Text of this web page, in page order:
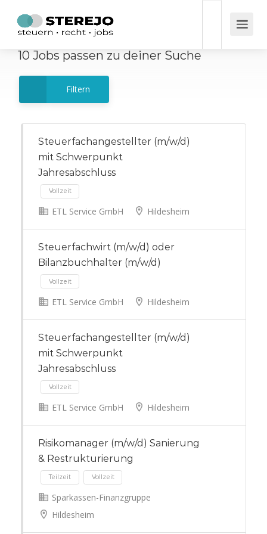
10 Jobs passen zu deiner Suche
Filtern
Steuerfachangestellter (m/w/d)
mit Schwerpunkt
Jahresabschluss
ETL Service GmbH Hildesheim
Steuerfachwirt (m/w/d) oder
Bilanzbuchhalter (m/w/d)
Vollzeit
ETL Service GmbH Hildesheim
Steuerfachangestellter (m/w/d)
mit Schwerpunkt
Jahresabschluss
Vollzeit
ETL Service GmbH Hildesheim
Risikomanager (m/w/d) Sanierung
& Restrukturierung
Sparkassen-Finanzgruppe
Hildesheim